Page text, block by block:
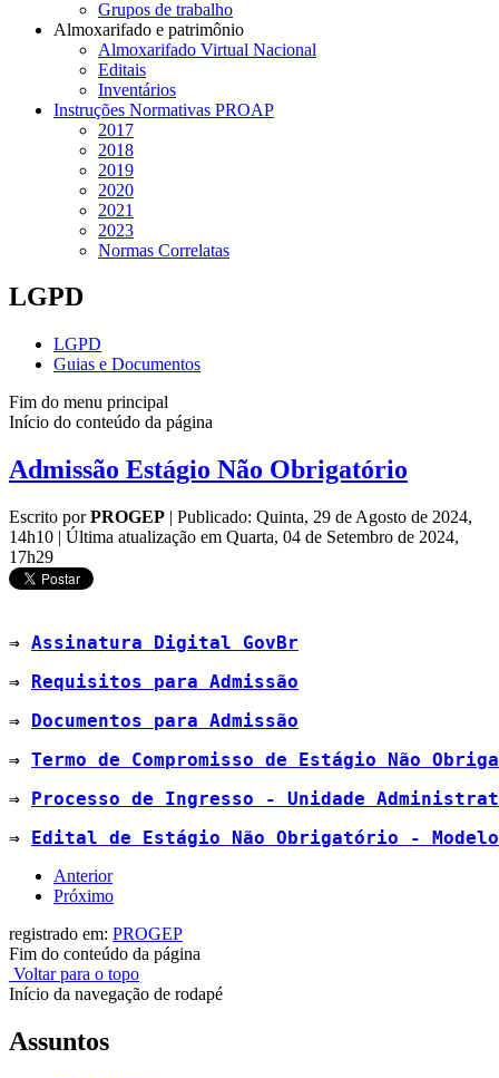
Grupos de trabalho
Almoxarifado e patrimônio
Almoxarifado Virtual Nacional
Editais
Inventários
Instruções Normativas PROAP
2017
2018
2019
2020
2021
2023
Normas Correlatas
LGPD
LGPD
Guias e Documentos
Fim do menu principal
Início do conteúdo da página
Admissão Estágio Não Obrigatório
Escrito porPROGEP | Publicado: Quinta, 29 de Agosto de 2024,
14h10 | Última atualização em Quarta, 04 de Setembro de 2024,
17h29
⇒ Assinatura Digital GovBr
⇒
Requisitos para Admissão
⇒
Documentos para Admissão
⇒ Termo de Compromisso de Estágio Não
⇒
Processo de Ingresso - Unidade
⇒
Edital de Estágio Não Obrigatório - Modelo
Anterior
Próximo
registrado em: PROGEP
Fim do conteúdo da página
Voltar para o topo
Início da navegação de rodapé
Assuntos